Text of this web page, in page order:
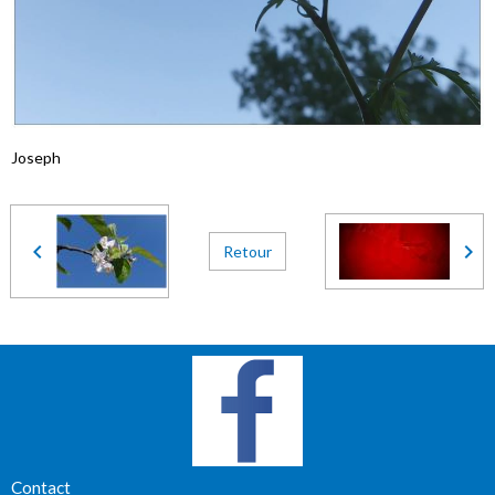
Joseph
Retour
Contact